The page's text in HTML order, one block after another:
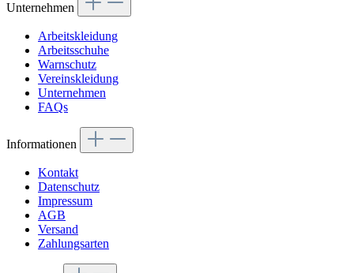
Unternehmen
Arbeitskleidung
Arbeitsschuhe
Warnschutz
Vereinskleidung
Unternehmen
FAQs
Informationen
Kontakt
Datenschutz
Impressum
AGB
Versand
Zahlungsarten